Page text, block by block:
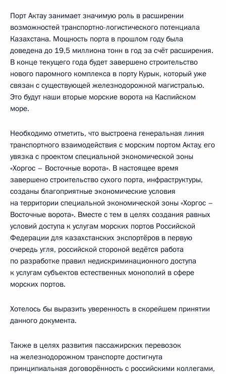
Порт Актау занимает значимую роль в расширении
возможностей транспортно-логистического потенциала
Казахстана. Мощность порта в прошлом году была
доведена до 19,5 миллиона тонн в год за счёт расширения.
В конце текущего года будет завершено строительство
нового паромного комплекса в порту Курык, который уже
связан с существующей железнодорожной магистралью.
Это будут наши вторые морские ворота на Каспийском
море.
Необходимо отметить, что выстроена генеральная линия
транспортного взаимодействия с морским портом Актау, его
увязка с проектом специальной экономической зоны
«Хоргос – Восточные ворота». В настоящее время
завершено строительство сухого порта, инфраструктуры,
созданы благоприятные экономические условия
на территории специальной экономической зоны «Хоргос –
Восточные ворота». Вместе с тем в целях создания равных
условий доступа к услугам морских портов Российской
Федерации для казахстанских экспортёров в первую
очередь угля, российской стороной ведётся работа
по разработке правил недискриминационного доступа
к услугам субъектов естественных монополий в сфере
морских портов.
Хотелось бы выразить уверенность в скорейшем принятии
данного документа.
Также в целях развития пассажирских перевозок
на железнодорожном транспорте достигнута
принципиальная договорённость с российскими коллегами,